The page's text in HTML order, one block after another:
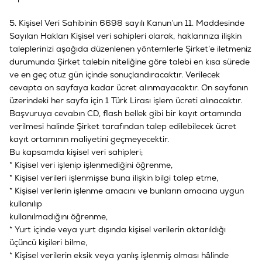
5. Kişisel Veri Sahibinin 6698 sayılı Kanun’un 11. Maddesinde
Sayılan Hakları Kişisel veri sahipleri olarak, haklarınıza ilişkin
taleplerinizi aşağıda düzenlenen yöntemlerle Şirket’e iletmeniz
durumunda Şirket talebin niteliğine göre talebi en kısa sürede
ve en geç otuz gün içinde sonuçlandıracaktır. Verilecek
cevapta on sayfaya kadar ücret alınmayacaktır. On sayfanın
üzerindeki her sayfa için 1 Türk Lirası işlem ücreti alınacaktır.
Başvuruya cevabın CD, flash bellek gibi bir kayıt ortamında
verilmesi halinde Şirket tarafından talep edilebilecek ücret
kayıt ortamının maliyetini geçmeyecektir.
Bu kapsamda kişisel veri sahipleri;
* Kişisel veri işlenip işlenmediğini öğrenme,
* Kişisel verileri işlenmişse buna ilişkin bilgi talep etme,
* Kişisel verilerin işlenme amacını ve bunların amacına uygun
kullanılıp
kullanılmadığını öğrenme,
* Yurt içinde veya yurt dışında kişisel verilerin aktarıldığı
üçüncü kişileri bilme,
* Kişisel verilerin eksik veya yanlış işlenmiş olması hâlinde